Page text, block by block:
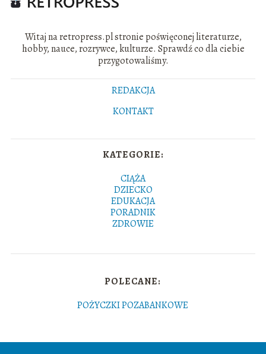
Witaj na retropress.pl stronie poświęconej literaturze,
hobby, nauce, rozrywce, kulturze. Sprawdź co dla ciebie
przygotowaliśmy.
REDAKCJA
KONTAKT
KATEGORIE:
CIĄŻA
DZIECKO
EDUKACJA
PORADNIK
ZDROWIE
POLECANE:
POŻYCZKI POZABANKOWE